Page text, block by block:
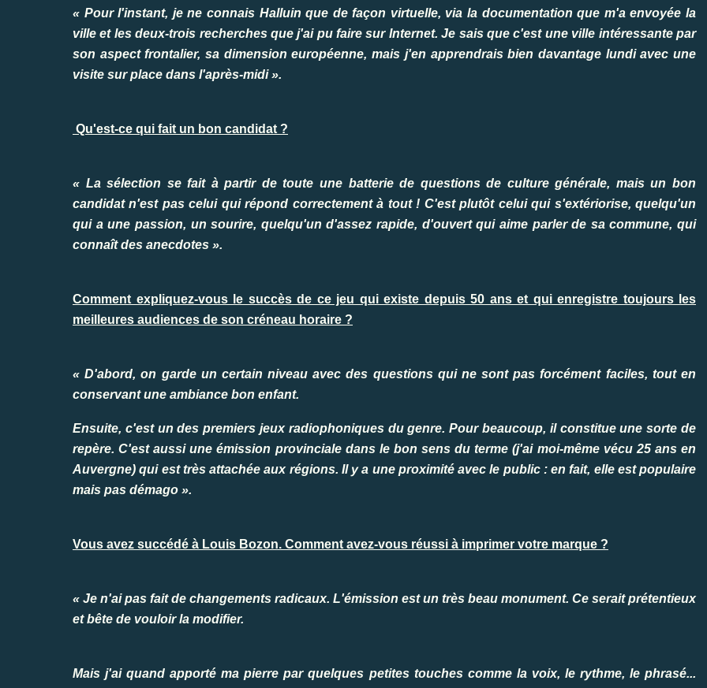
« Pour l'instant, je ne connais Halluin que de façon virtuelle, via la documentation que m'a envoyée la
ville et les deux-trois recherches que j'ai pu faire sur Internet. Je sais que c'est une ville intéressante par
son aspect frontalier, sa dimension européenne, mais j'en apprendrais bien davantage lundi avec une
visite sur place dans l'après-midi ».
Qu'est-ce qui fait un bon candidat ?
« La sélection se fait à partir de toute une batterie de questions de culture générale, mais un bon
candidat n'est pas celui qui répond correctement à tout ! C'est plutôt celui qui s'extériorise, quelqu'un
qui a une passion, un sourire, quelqu'un d'assez rapide, d'ouvert qui aime parler de sa commune, qui
connaît des anecdotes ».
Comment expliquez-vous le succès de ce jeu qui existe depuis 50 ans et qui enregistre toujours les
meilleures audiences de son créneau horaire ?
« D'abord, on garde un certain niveau avec des questions qui ne sont pas forcément faciles, tout en
conservant une ambiance bon enfant.
Ensuite, c'est un des premiers jeux radiophoniques du genre. Pour beaucoup, il constitue une sorte de
repère. C'est aussi une émission provinciale dans le bon sens du terme (j'ai moi-même vécu 25 ans en
Auvergne) qui est très attachée aux régions. Il y a une proximité avec le public : en fait, elle est populaire
mais pas démago ».
Vous avez succédé à Louis Bozon. Comment avez-vous réussi à imprimer votre marque ?
« Je n'ai pas fait de changements radicaux. L'émission est un très beau monument. Ce serait prétentieux
et bête de vouloir la modifier.
Mais j'ai quand apporté ma pierre par quelques petites touches comme la voix, le rythme, le phrasé...